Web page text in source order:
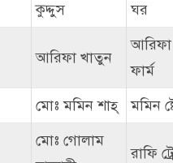
কুদ্দুস
ঘর
আরিফা খাতুন
আরিফা
ফার্ম
মোঃ মমিন শাহ্ মমিন
মোঃ গোলাম
রাফি